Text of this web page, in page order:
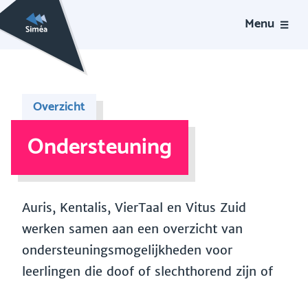
Menu
Overzicht
Ondersteuning
Auris, Kentalis, VierTaal en Vitus Zuid
werken samen aan een overzicht van
ondersteuningsmogelijkheden voor
leerlingen die doof of slechthorend zijn of